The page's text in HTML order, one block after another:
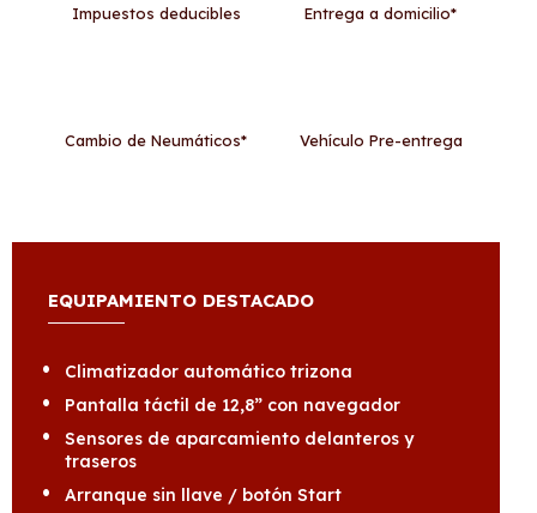
Impuestos deducibles Entrega a domicilio*
Cambio de Neumáticos* Vehículo Pre-entrega
EQUIPAMIENTO DESTACADO
Climatizador automático trizona
Pantalla táctil de 12,8” con navegador
Sensores de aparcamiento delanteros y
traseros
Arranque sin llave / botón Start